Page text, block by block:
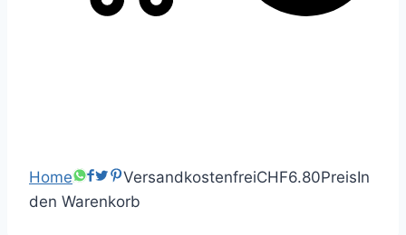
Home VersandkostenfreiCHF6.80PreisIn
den Warenkorb